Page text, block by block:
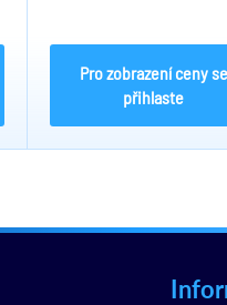
Pro zobrazení ceny se
přihlaste